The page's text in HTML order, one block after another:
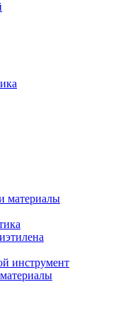
материалы
инструмент